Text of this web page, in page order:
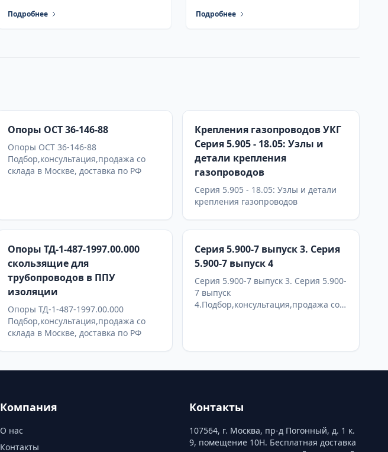
Подробнее Подробнее
Опоры ОСТ 36-146-88
Опоры ОСТ 36-146-88
Подбор,консультация,продажа со
склада в Москве, доставка по РФ
Крепления газопроводов УКГ
Серия 5.905 - 18.05: Узлы и
детали крепления
газопроводов
Серия 5.905 - 18.05: Узлы и детали
крепления газопроводов
Опоры ТД-1-487-1997.00.000
скользящие для
трубопроводов в ППУ
изоляции
Опоры ТД-1-487-1997.00.000
Подбор,консультация,продажа со
склада в Москве, доставка по РФ
Серия 5.900-7 выпуск 3. Серия
5.900-7 выпуск 4
Серия 5.900-7 выпуск 3. Серия 5.900-
7 выпуск
4.Подбор,консультация,продажа со
Компания
О нас
Контакты
Контакты
107564, г. Москва, пр-д Погонный, д. 1 к.
9, помещение 10Н. Бесплатная доставка